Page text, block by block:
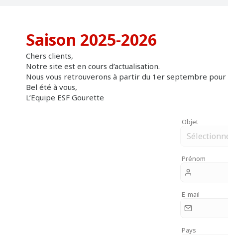
Cours de Snowboard
Dès 10 ans
Cours privés
Ski ou Snowboard
Saison 2025-2026
Chers clients,
Notre site est en cours d’actualisation.
Nous vous retrouverons à partir du 1er septembre pour
Bel été à vous,
L’Equipe ESF Gourette
Objet
Prénom
E-mail
Pays